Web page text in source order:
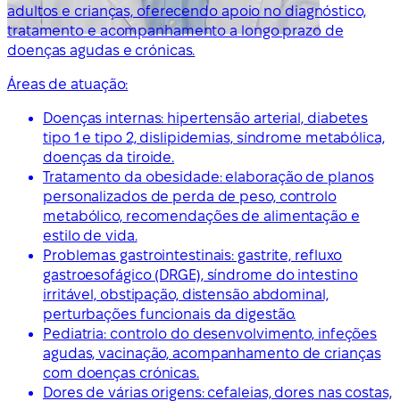
adultos e crianças, oferecendo apoio no diagnóstico,
tratamento e acompanhamento a longo prazo de
doenças agudas e crónicas.
Áreas de atuação:
Doenças internas: hipertensão arterial, diabetes
tipo 1 e tipo 2, dislipidemias, síndrome metabólica,
doenças da tiroide.
Tratamento da obesidade: elaboração de planos
personalizados de perda de peso, controlo
metabólico, recomendações de alimentação e
estilo de vida.
Problemas gastrointestinais: gastrite, refluxo
gastroesofágico (DRGE), síndrome do intestino
irritável, obstipação, distensão abdominal,
perturbações funcionais da digestão.
Pediatria: controlo do desenvolvimento, infeções
agudas, vacinação, acompanhamento de crianças
com doenças crónicas.
Dores de várias origens: cefaleias, dores nas costas,